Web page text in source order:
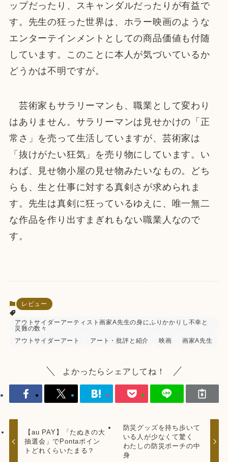
ップだったり、スキャンダルだったりが有益で
す。先生の狂った世界は、ホラー映画のような
エンターテインメントとしての商品価値も付随
しています。このことに本人が気づいているか
どうかは不明ですが。
芸術家もサラリーマンも、職業として変わり
はありません。サラリーマンは見せかけの「正
常さ」を売って生活していますが、芸術家は
「抜けがたい狂気」を売り物にしています。い
わば、見せ物小屋の見せ物みたいなもの。どち
らも、生と仕事に対する真剣さが求められま
す。先生は真剣に狂っているゆえに、唯一無二
な作品を作り出すまぎれもない職業人なので
す。
レビュー
アウトサイダーアーティスト画家A先生の身にふりかかりし不幸と
災難の数々
アウトサイダーアート
アート・批評と紹介 映画 画家A先生
よかったらシェアしてね！
【au PAY】「たぬきの大
抽選会」でPontaポイン
トどれくらいたまる？
防災グッズを持ち歩いて
いる人が少なくて驚く
わたしの防災ポーチの中
身